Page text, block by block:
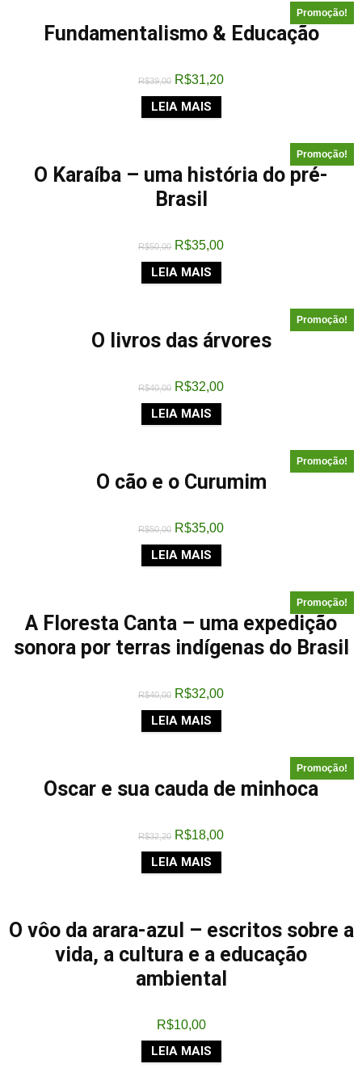
Promoção!
Fundamentalismo & Educação
R$39,00 R$31,20
LEIA MAIS
Promoção!
O Karaíba – uma história do pré-
Brasil
R$50,00 R$35,00
LEIA MAIS
Promoção!
O livros das árvores
R$40,00 R$32,00
LEIA MAIS
Promoção!
O cão e o Curumim
R$50,00 R$35,00
LEIA MAIS
Promoção!
A Floresta Canta – uma expedição
sonora por terras indígenas do Brasil
R$40,00 R$32,00
LEIA MAIS
Promoção!
Oscar e sua cauda de minhoca
R$32,20 R$18,00
LEIA MAIS
O vôo da arara-azul – escritos sobre a
vida, a cultura e a educação
ambiental
R$10,00
LEIA MAIS